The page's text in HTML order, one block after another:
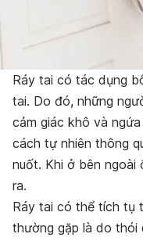
Ráy tai có tác dụng
tai. Do đó, những
cảm giác khô và
cách tự nhiên thông
nuốt. Khi ở bên
ra.
Ráy tai có thể tích tụ
thường gặp là do thói